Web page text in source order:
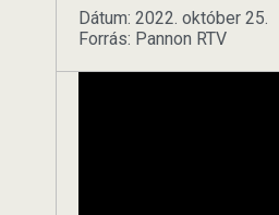
Dátum: 2022. október 25.
Forrás: Pannon RTV